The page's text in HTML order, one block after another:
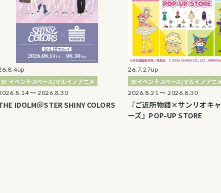
トスペース/マルイノアニメ
〜 2026.8.30
＠STER SHINY COLORS
26.7.27up
5Fイベントスペース/マルイノアニメ
2026.8.21 〜 2026.8.30
『ご近所物語×サンリオキャラクタ
ーズ』POP-UP STORE